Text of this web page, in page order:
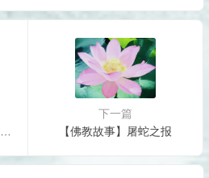
下一篇
【佛教故事】屠蛇之报